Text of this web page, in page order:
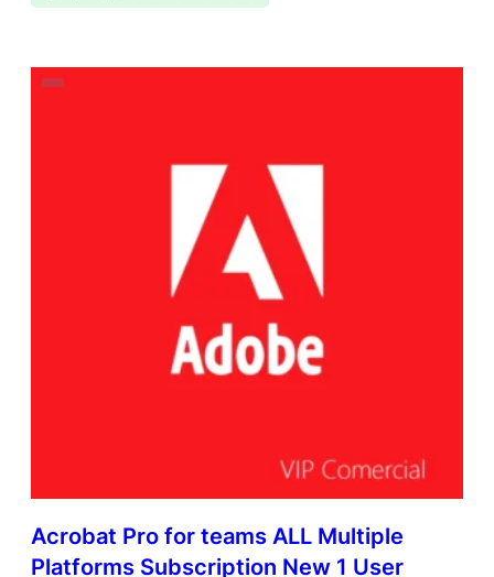
Acrobat Pro for teams ALL Multiple
Platforms Subscription New 1 User